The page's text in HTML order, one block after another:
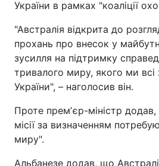
України в рамках "коаліції
"Австралія відкрита до
прохань про внесок у
зусилля на підтримку
тривалого миру, якого ми
України", – наголосив він.
Проте премʼєр-міністр
місії за визначенням
миру".
Альбанезе додав, що